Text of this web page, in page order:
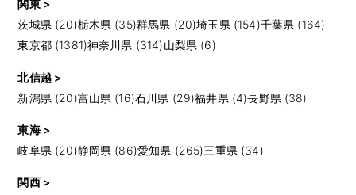
関東 >
茨城県 (20)栃木県 (35)群馬県 (20)埼玉県 (154)千葉県 (164)
東京都 (1381)神奈川県 (314)山梨県 (6)
北信越 >
新潟県 (20)富山県 (16)石川県 (29)福井県 (4)長野県 (38)
東海 >
岐阜県 (20)静岡県 (86)愛知県 (265)三重県 (34)
関西 >